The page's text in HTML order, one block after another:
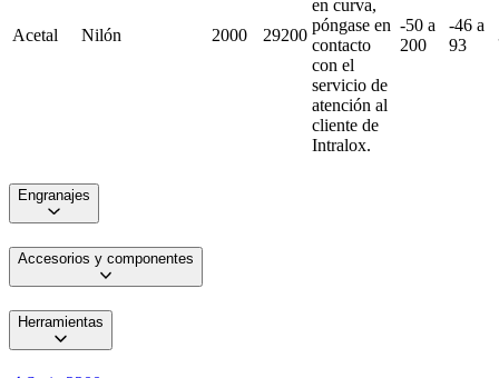
Acetal Nilón 2000 29200
en curva,
póngase en
contacto
con el
servicio de
atención al
cliente de
Intralox.
-50 a
200
-46 a
93
Engranajes
Accesorios y componentes
Herramientas